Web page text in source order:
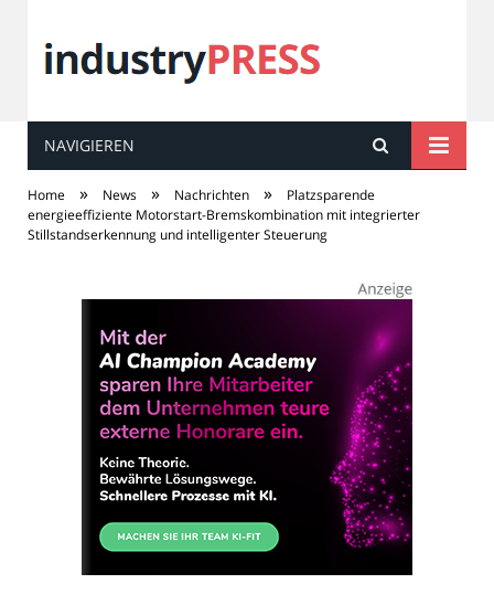
industryPRESS
NAVIGIEREN
Home » News » Nachrichten »
Platzsparende
energieeffiziente Motorstart-Bremskombination mit integrierter
Stillstandserkennung und intelligenter Steuerung